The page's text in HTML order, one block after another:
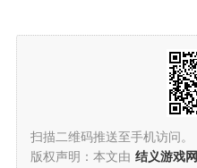
扫描二维码推送至手机访问。
版权声明：本文由 结义游戏网